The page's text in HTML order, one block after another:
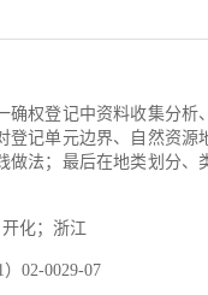
权登记中资料收集分析
记单元边界、自然资源
法；最后在地类划分、
化；浙江
）02-0029-07